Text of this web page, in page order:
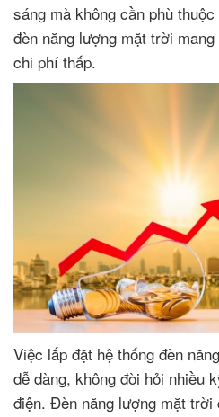
sáng mà không cần phù
đèn năng lượng mặt trời
chi phí thấp.
Việc lắp đặt hệ thống đèn
dễ dàng, không đòi hỏi nhiều
điện. Đèn năng lượng mặt trời